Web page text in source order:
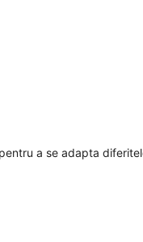
a se adapta